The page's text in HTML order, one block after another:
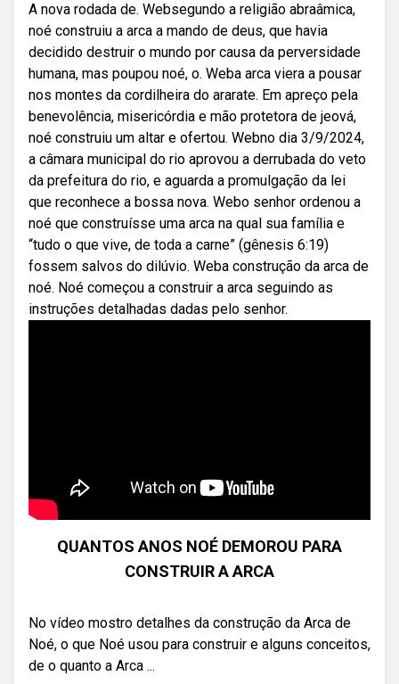
A nova rodada de. Websegundo a religião abraâmica,
noé construiu a arca a mando de deus, que havia
decidido destruir o mundo por causa da perversidade
humana, mas poupou noé, o. Weba arca viera a pousar
nos montes da cordilheira do ararate. Em apreço pela
benevolência, misericórdia e mão protetora de jeová,
noé construiu um altar e ofertou. Webno dia 3/9/2024,
a câmara municipal do rio aprovou a derrubada do veto
da prefeitura do rio, e aguarda a promulgação da lei
que reconhece a bossa nova. Webo senhor ordenou a
noé que construísse uma arca na qual sua família e
“tudo o que vive, de toda a carne” (gênesis 6:19)
fossem salvos do dilúvio. Weba construção da arca de
noé. Noé começou a construir a arca seguindo as
instruções detalhadas dadas pelo senhor.
QUANTOS ANOS NOÉ DEMOROU PARA
CONSTRUIR A ARCA
No vídeo mostro detalhes da construção da Arca de
Noé, o que Noé usou para construir e alguns conceitos,
de o quanto a Arca ...